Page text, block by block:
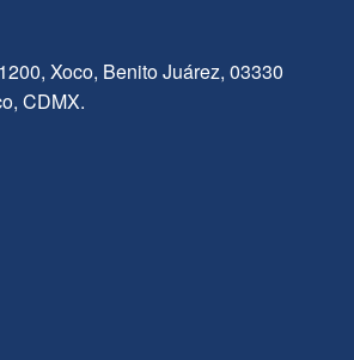
Xoco, Benito Juárez, 03330
CDMX.